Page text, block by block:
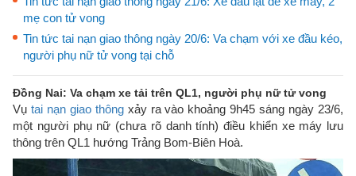
mẹ con tử vong
Tin tức tai nạn giao thông ngày 20/6: Va chạm với xe đầu kéo,
người phụ nữ tử vong tại chỗ
Đồng Nai: Va chạm xe tải trên QL1, người phụ nữ tử vong
​Vụ tai nạn giao thôngxảy ra vào khoảng 9h45 sáng ngày 23/6,
một người phụ nữ (chưa rõ danh tính) điều khiển xe máy lưu
thông trên QL1 hướng Trảng Bom-Biên Hoà.